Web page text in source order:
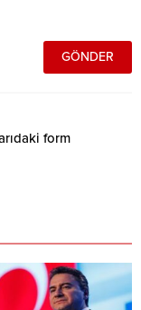
form